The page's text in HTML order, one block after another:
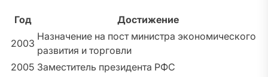
Год
Достижение
2003
Назначение на пост министра экономического
развития и торговли
2005 Заместитель президента РФС